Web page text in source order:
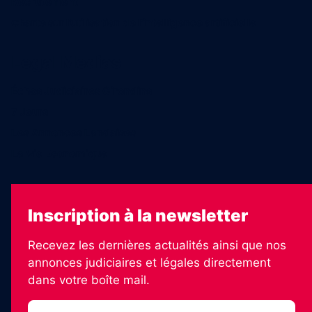
Inscription à la newsletter
Recevez les dernières actualités ainsi que nos
annonces judiciaires et légales directement
dans votre boîte mail.